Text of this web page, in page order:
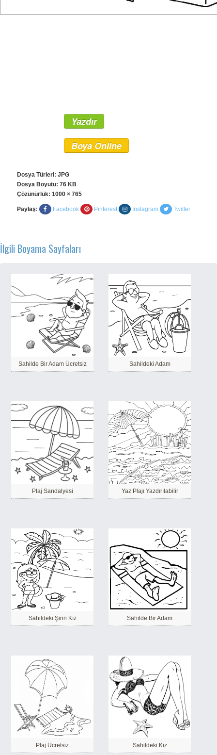
Yazdır
Boya Online
Dosya Türleri: JPG
Dosya Boyutu: 76 KB
Çözünürlük: 1000 × 765
Paylaş: Facebook Pinterest Instagram Twitter
İlgili Boyama Sayfaları
Sahilde Bir Adam Ücretsiz Sahildeki Adam
Plaj Sandalyesi Yaz Plajı Yazdırılabilir
Sahildeki Şirin Kız Sahilde Bir Adam
Plaj Ücretsiz Sahildeki Kız